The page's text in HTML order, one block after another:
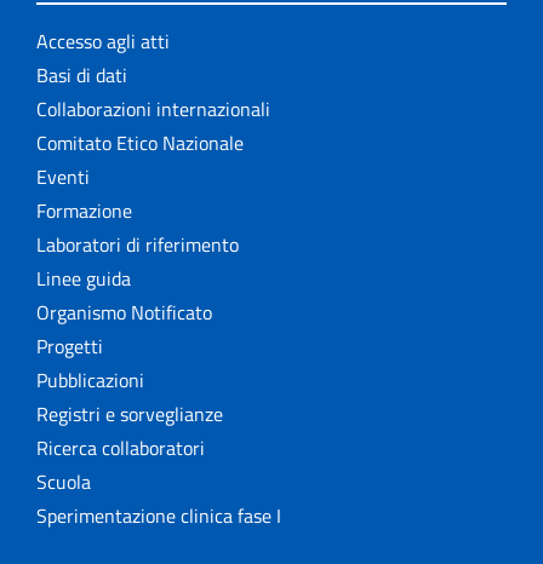
Accesso agli atti
Basi di dati
Collaborazioni internazionali
Comitato Etico Nazionale
Eventi
Formazione
Laboratori di riferimento
Linee guida
Organismo Notificato
Progetti
Pubblicazioni
Registri e sorveglianze
Ricerca collaboratori
Scuola
Sperimentazione clinica fase I